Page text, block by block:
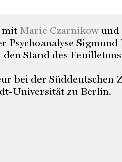
mit Marie Czarnikow und
Sigmund
Stand des
bei der
Universität zu Berlin.